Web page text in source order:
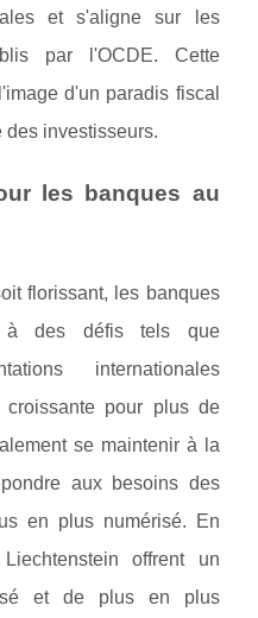
et s'aligne sur les
par l'OCDE. Cette
d'un paradis fiscal
des investisseurs.
les banques au
florissant, les banques
à des défis tels que
internationales
pour plus de
se maintenir à la
aux besoins des
en plus numérisé. En
offrent un
et de plus en plus